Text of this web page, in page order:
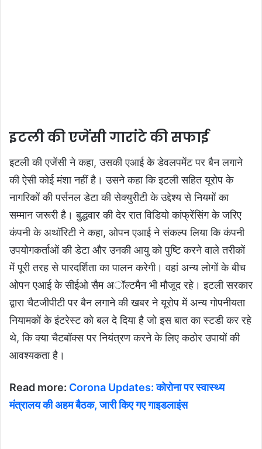
इटली की एजेंसी गारांटे की सफाई
इटली की एजेंसी ने कहा, उसकी एआई के डेवलपमेंट पर बैन लगाने
की ऐसी कोई मंशा नहीं है। उसने कहा कि इटली सहित यूरोप के
नागरिकों की पर्सनल डेटा की सेक्युरीटी के उद्देश्य से नियमों का
सम्मान जरूरी है। बुद्धवार की देर रात विडियो कांफ्रेंसिंग के जरिए
कंपनी के अथॉरिटी ने कहा, ओपन एआई ने संकल्प लिया कि कंपनी
उपयोगकर्ताओं की डेटा और उनकी आयु को पुष्टि करने वाले तरीकों
में पूरी तरह से पारदर्शिता का पालन करेगी। वहां अन्य लोगों के बीच
ओपन एआई के सीईओ सैम अॉल्टमैन भी मौजूद रहे। इटली सरकार
द्वारा चैटजीपीटी पर बैन लगाने की खबर ने यूरोप में अन्य गोपनीयता
नियामकों के इंटरेस्ट को बल दे दिया है जो इस बात का स्टडी कर रहे
थे, कि क्या चैटबॉक्स पर नियंत्रण करने के लिए कठोर उपायों की
आवश्यकता है।
Read more: Corona Updates: कोरोना पर स्वास्थ्य
मंत्रालय की अहम बैठक, जारी किए गए गाइडलाइंस